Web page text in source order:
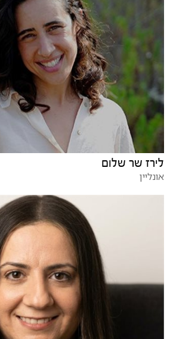
לירז שר שלום
אונליין